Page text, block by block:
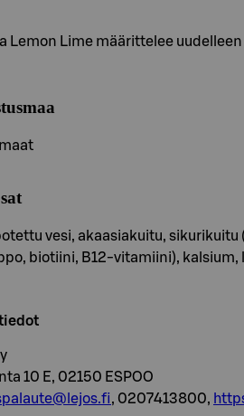
Lemon Lime määrittelee
vesi, akaasiakuitu,
biotiini, B12-vitamiini),
10 E, 02150 ESPOO
, 0207413800,